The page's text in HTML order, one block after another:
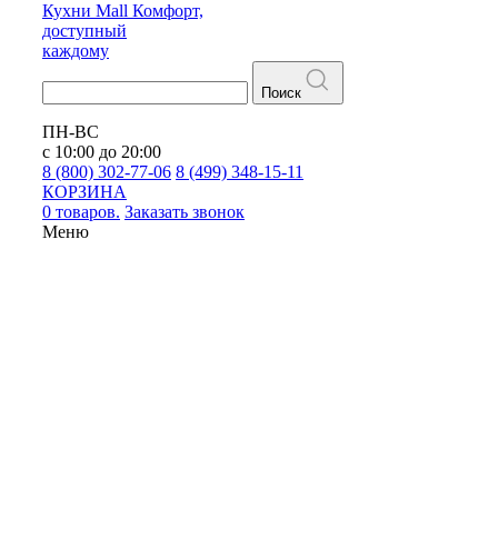
Кухни Mall Комфорт,
доступный
каждому
Поиск
ПН-ВС
с 10:00 до 20:00
8 (800) 302-77-06 8 (499) 348-15-11
КОРЗИНА
0 товаров. Заказать звонок
Меню